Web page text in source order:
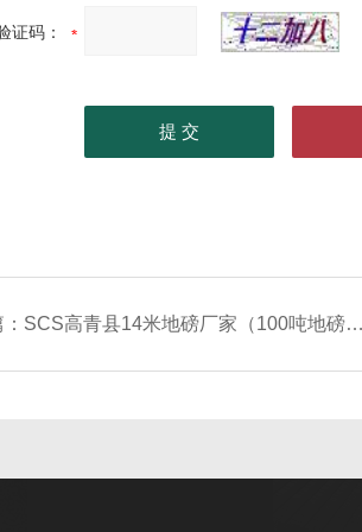
证码：
SCS高青县14米地磅厂家（100吨地磅）价格